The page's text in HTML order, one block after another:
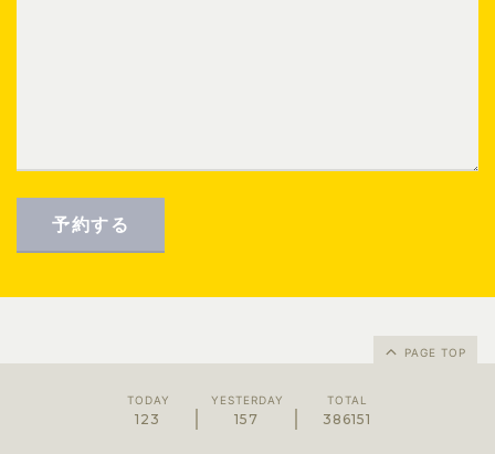
PAGE TOP
TODAY
123
YESTERDAY
157
TOTAL
386151